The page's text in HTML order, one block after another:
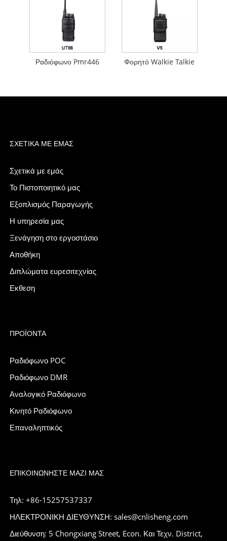
Ραδιόφωνο Pmr446 Φορητό Walkie Talkie
ΣΧΕΤΙΚΆ ΜΕ ΕΜΆΣ
Σχετικά με εμάς
Το Πιστοποιητικό μας
Εξοπλισμός Παραγωγής
Η υπηρεσία μας
Ξενάγηση στο εργοστάσιο
Αποθήκη
Διπλώματα ευρεσιτεχνίας
Εκθεση
ΠΡΟΪΌΝΤΑ
Ραδιόφωνο POC
Ραδιόφωνο DMR
Αναλογικό Ραδιόφωνο
Κινητό Ραδιόφωνο
Επαναληπτικός
ΕΠΙΚΟΙΝΩΝΉΣΤΕ ΜΑΖΊ ΜΑΣ
Τηλ: +86-15257537337
ΗΛΕΚΤΡΟΝΙΚΗ ΔΙΕΥΘΥΝΣΗ: sales@cnlisheng.com
Διεύθυνση: 5 Chongxiang Street, Econ. Και Τεχν. District,